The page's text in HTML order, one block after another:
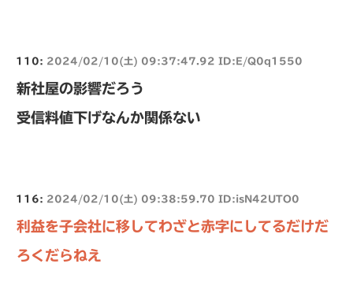
110: 2024/02/10(土) 09:37:47.92 ID:E/Q0q1550
新社屋の影響だろう
受信料値下げなんか関係ない
116: 2024/02/10(土) 09:38:59.70 ID:isN42UTO0
利益を子会社に移してわざと赤字にしてるだけだ
ろくだらねえ